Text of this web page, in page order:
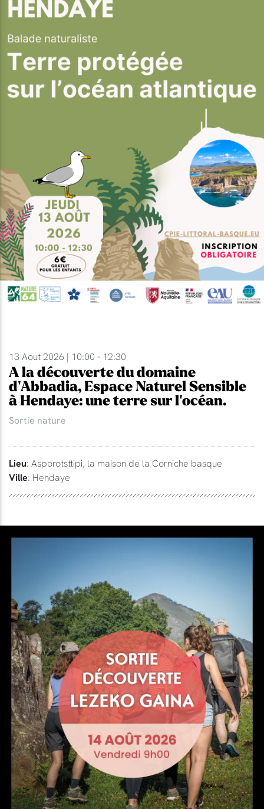
13 Aout 2026 | 10:00 - 12:30
A la découverte du domaine
d'Abbadia, Espace Naturel Sensible
à Hendaye: une terre sur l'océan.
Sortie nature
Lieu: Asporotsttipi, la maison de la Corniche basque
Ville: Hendaye